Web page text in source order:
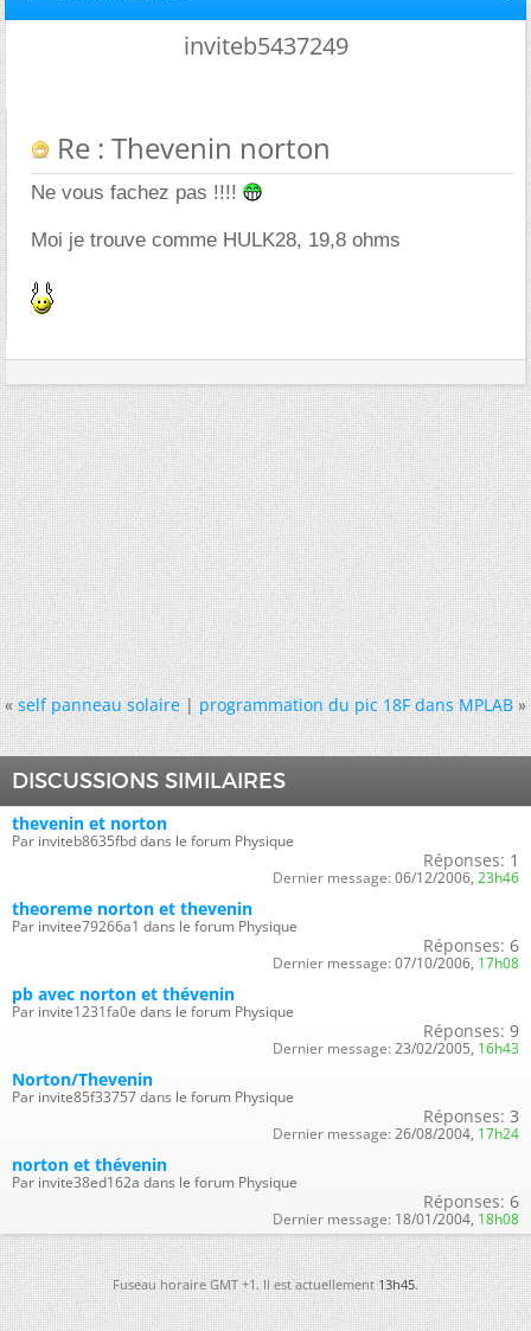
inviteb5437249
Re : Thevenin norton
Ne vous fachez pas !!!!
Moi je trouve comme HULK28, 19,8 ohms
« self panneau solaire|programmation du pic 18F dans MPLAB »
DISCUSSIONS SIMILAIRES
thevenin et norton
Par inviteb8635fbd dans le forum Physique
Réponses: 1
Dernier message: 06/12/2006, 23h46
theoreme norton et thevenin
Par invitee79266a1 dans le forum Physique
Réponses: 6
Dernier message: 07/10/2006, 17h08
pb avec norton et thévenin
Par invite1231fa0e dans le forum Physique
Réponses: 9
Dernier message: 23/02/2005, 16h43
Norton/Thevenin
Par invite85f33757 dans le forum Physique
Réponses: 3
Dernier message: 26/08/2004, 17h24
norton et thévenin
Par invite38ed162a dans le forum Physique
Réponses: 6
Dernier message: 18/01/2004, 18h08
Fuseau horaire GMT +1. Il est actuellement13h45.